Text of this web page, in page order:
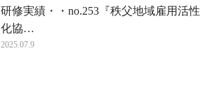
研修実績・・no.253『秩父地域雇用活性
化協…
2025.07.9